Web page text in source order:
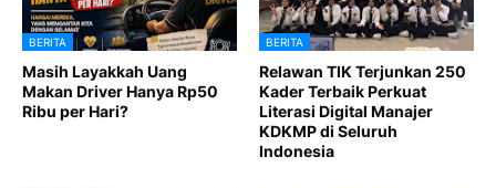
BERITA
Masih Layakkah Uang
Makan Driver Hanya Rp50
Ribu per Hari?
BERITA
Relawan TIK Terjunkan 250
Kader Terbaik Perkuat
Literasi Digital Manajer
KDKMP di Seluruh
Indonesia